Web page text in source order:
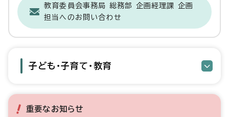
教育委員会事務局 総務部 企画経理課 企画
担当へのお問い合わせ
子ども・子育て・教育
重要なお知らせ